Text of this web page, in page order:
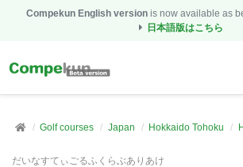
Compekun English version is now available as
日本語版はこちら
Golf courses Japan Hokkaido Tohoku
だいなすてぃごるふくらぶありあけ